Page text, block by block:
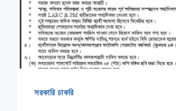
সরকারি চাকরি